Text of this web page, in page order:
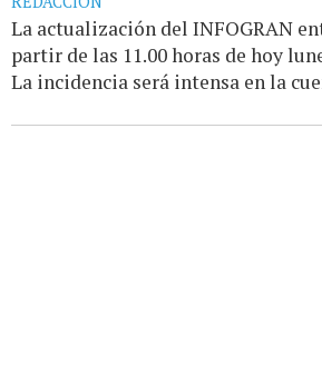
La actualización del INFOGRAN
partir de las 11.00 horas de hoy
La incidencia será intensa en la